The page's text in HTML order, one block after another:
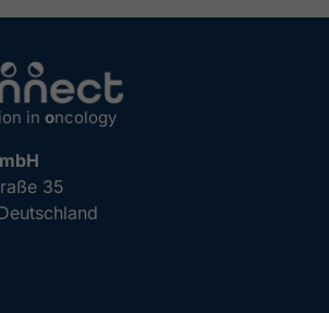
in oncology
35